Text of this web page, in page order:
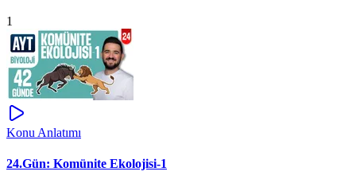
1
Konu Anlatımı
24.Gün: Komünite Ekolojisi-1